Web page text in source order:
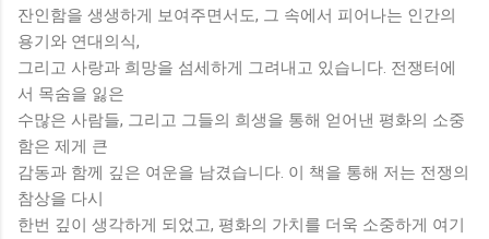
잔인함을 생생하게 보여주면서도, 그 속에서 피어나는 인간의
용기와 연대의식,
그리고 사랑과 희망을 섬세하게 그려내고 있습니다. 전쟁터에
서 목숨을 잃은
수많은 사람들, 그리고 그들의 희생을 통해 얻어낸 평화의 소중
함은 제게 큰
감동과 함께 깊은 여운을 남겼습니다. 이 책을 통해 저는 전쟁의
참상을 다시
한번 깊이 생각하게 되었고, 평화의 가치를 더욱 소중하게 여기